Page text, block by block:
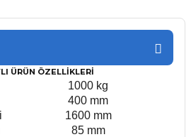
ÜRÜN ÖZELLİKLERİ
1000 kg
400 mm
1600 mm
85 mm